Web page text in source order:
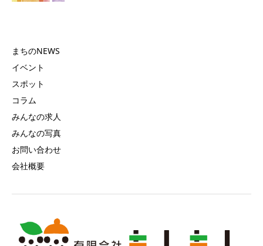
まちのNEWS
イベント
スポット
コラム
みんなの求人
みんなの写真
お問い合わせ
会社概要